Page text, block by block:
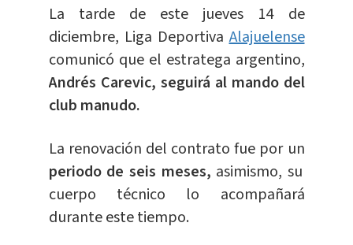
La tarde de este jueves 14 de
diciembre, Liga DeportivaAlajuelense
comunicó que el estratega argentino,
Andrés Carevic, seguirá al mando del
club manudo.
La renovación del contrato fue por un
periodo de seis meses, asimismo, su
cuerpo técnico lo acompañará
durante este tiempo.